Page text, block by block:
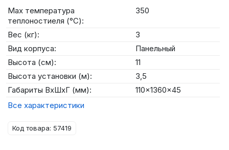
Max температура
теплоностиеля (°C):
350
Вес (кг):
3
Вид корпуса:
Панельный
Высота (см):
11
Высота установки (м):
3,5
Габариты ВхШхГ (мм):
110x1360x45
Все характеристики
Код товара: 57419